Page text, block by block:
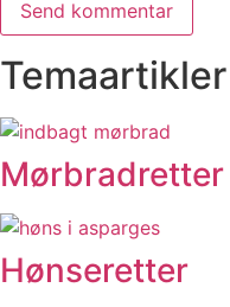
Mørbradretter
Hønseretter